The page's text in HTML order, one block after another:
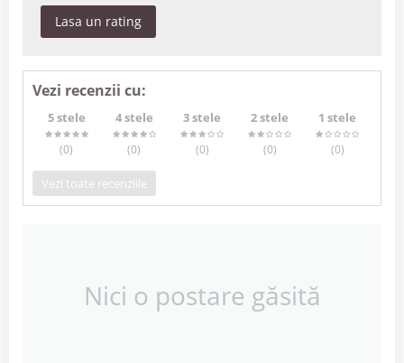
Lasa un rating
Vezi recenzii cu:
5 stele
(0)
4 stele
(0)
3 stele
(0)
2 stele
(0)
1 stele
(0)
Vezi toate recenziile
Nici o postare găsită